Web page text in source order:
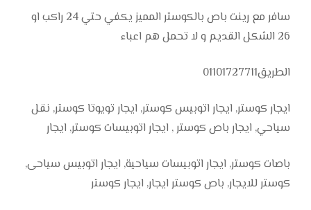
سافر مع رينت باص بالكوستر المميز يكفي حتي 24 راكب او
26 الشكل القديم و لا تحمل هم اعباء
الطريق01101727711
ايجار كوستر, ايجار اتوبيس كوستر, ايجار تويوتا كوستر, نقل
سياحي, ايجار باص كوستر , ايجار اتوبيسات كوستر, ايجار
باصات كوستر, ايجار اتوبيسات سياحية, ايجار اتوبيس سياحى,
كوستر للايجار, باص كوستر ايجار, ايجار كوستر